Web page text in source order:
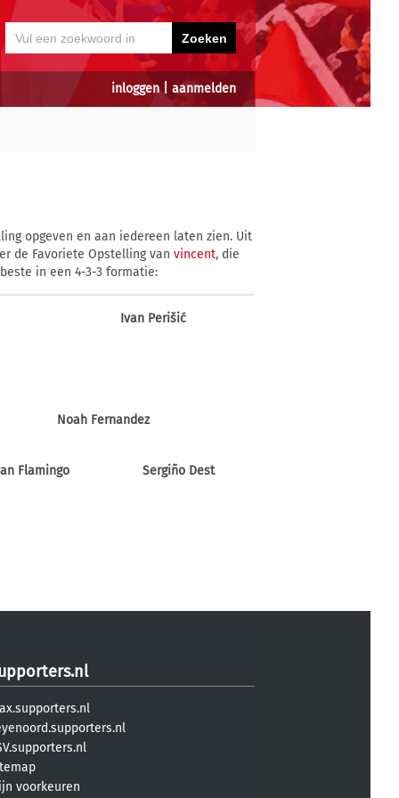
inloggen| aanmelden
opgeven en aan iedereen laten zien. Uit
de Favoriete Opstelling van vincent, die
in een 4-3-3 formatie:
Ivan Perišić
Noah Fernandez
Flamingo Sergiño Dest
voorkeuren